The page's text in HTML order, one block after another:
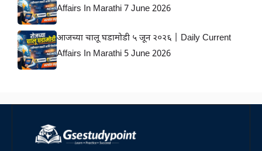
Affairs In Marathi 7 June 2026
आजच्या चालू घडामोडी ५ जून २०२६ | Daily Current
Affairs In Marathi 5 June 2026